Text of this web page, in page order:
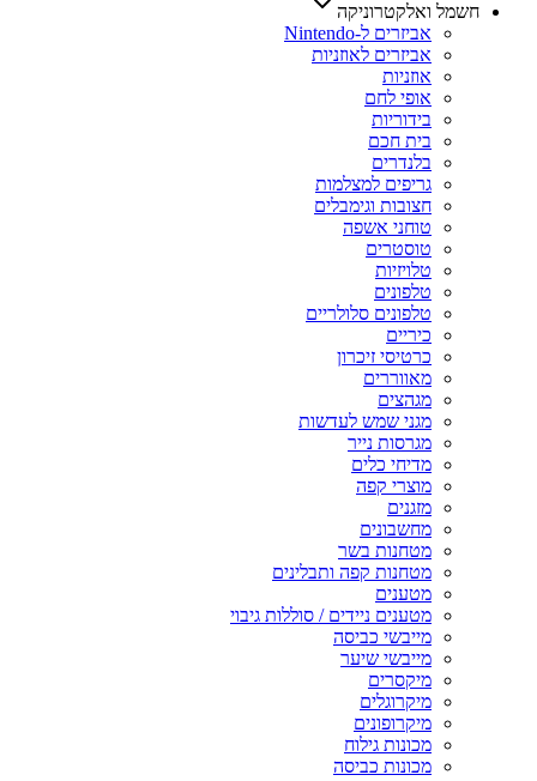
חשמל ואלקטרוניקה
אביזרים ל-Nintendo
אביזרים לאוזניות
אוזניות
אופי לחם
בידוריות
בית חכם
בלנדרים
גריפים למצלמות
חצובות וגימבלים
טוחני אשפה
טוסטרים
טלויזיות
טלפונים
טלפונים סלולריים
כיריים
כרטיסי זיכרון
מאווררים
מגהצים
מגני שמש לעדשות
מגרסות נייר
מדיחי כלים
מוצרי קפה
מזגנים
מחשבונים
מטחנות בשר
מטחנות קפה ותבלינים
מטענים
מטענים ניידים / סוללות גיבוי
מייבשי כביסה
מייבשי שיער
מיקסרים
מיקרוגלים
מיקרופונים
מכונות גילוח
מכונות כביסה